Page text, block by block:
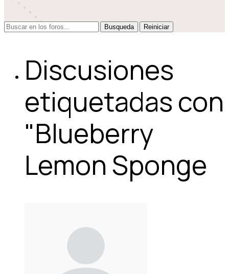
Reiniciar
Discusiones
etiquetadas con
"Blueberry
Lemon Sponge